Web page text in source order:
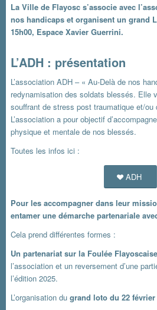
La Ville de Flayosc s’associe avec
nos handicaps et organisent un grand
15h00, Espace Xavier Guerrini.
L’ADH : présentation
L’association ADH – « Au-Delà de nos
redynamisation des soldats blessés. Elle
souffrant de stress post traumatique et/
L’association a pour objectif
physique et mentale de nos blessés.
Toutes les infos ici :
ADH
Pour les accompagner dans leur
entamer une démarche partenariale
Cela prend différentes formes :
Un partenariat sur la Foulée Flayoscaise
l’association et un reversement d’une
l’édition 2025.
L’organisation dugrand loto du 22 février